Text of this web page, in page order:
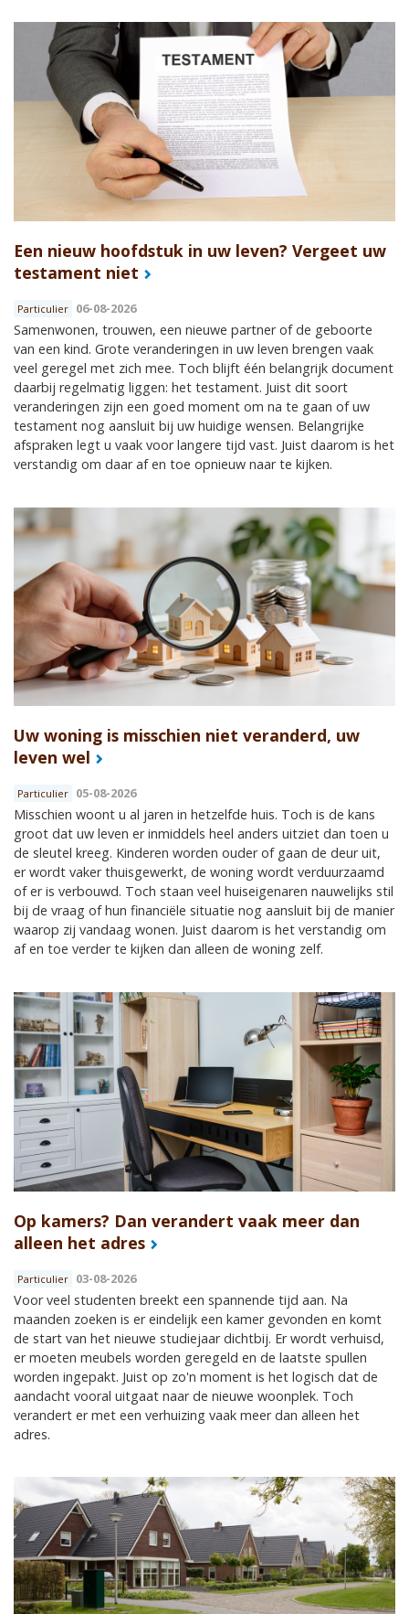
Een nieuw hoofdstuk in uw leven? Vergeet uw
testament niet
Particulier 06-08-2026
Samenwonen, trouwen, een nieuwe partner of de geboorte
van een kind. Grote veranderingen in uw leven brengen vaak
veel geregel met zich mee. Toch blijft één belangrijk document
daarbij regelmatig liggen: het testament. Juist dit soort
veranderingen zijn een goed moment om na te gaan of uw
testament nog aansluit bij uw huidige wensen. Belangrijke
afspraken legt u vaak voor langere tijd vast. Juist daarom is het
verstandig om daar af en toe opnieuw naar te kijken.
Uw woning is misschien niet veranderd, uw
leven wel
Particulier 05-08-2026
Misschien woont u al jaren in hetzelfde huis. Toch is de kans
groot dat uw leven er inmiddels heel anders uitziet dan toen u
de sleutel kreeg. Kinderen worden ouder of gaan de deur uit,
er wordt vaker thuisgewerkt, de woning wordt verduurzaamd
of er is verbouwd. Toch staan veel huiseigenaren nauwelijks stil
bij de vraag of hun financiële situatie nog aansluit bij de manier
waarop zij vandaag wonen. Juist daarom is het verstandig om
af en toe verder te kijken dan alleen de woning zelf.
Op kamers? Dan verandert vaak meer dan
alleen het adres
Particulier 03-08-2026
Voor veel studenten breekt een spannende tijd aan. Na
maanden zoeken is er eindelijk een kamer gevonden en komt
de start van het nieuwe studiejaar dichtbij. Er wordt verhuisd,
er moeten meubels worden geregeld en de laatste spullen
worden ingepakt. Juist op zo'n moment is het logisch dat de
aandacht vooral uitgaat naar de nieuwe woonplek. Toch
verandert er met een verhuizing vaak meer dan alleen het
adres.